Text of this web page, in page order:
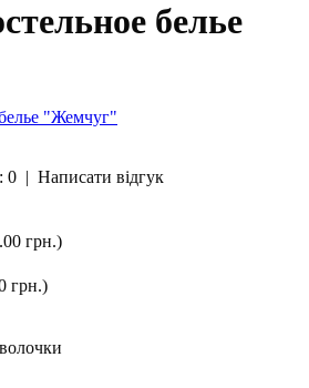
белье
0 | Написати відгук
грн.)
грн.)